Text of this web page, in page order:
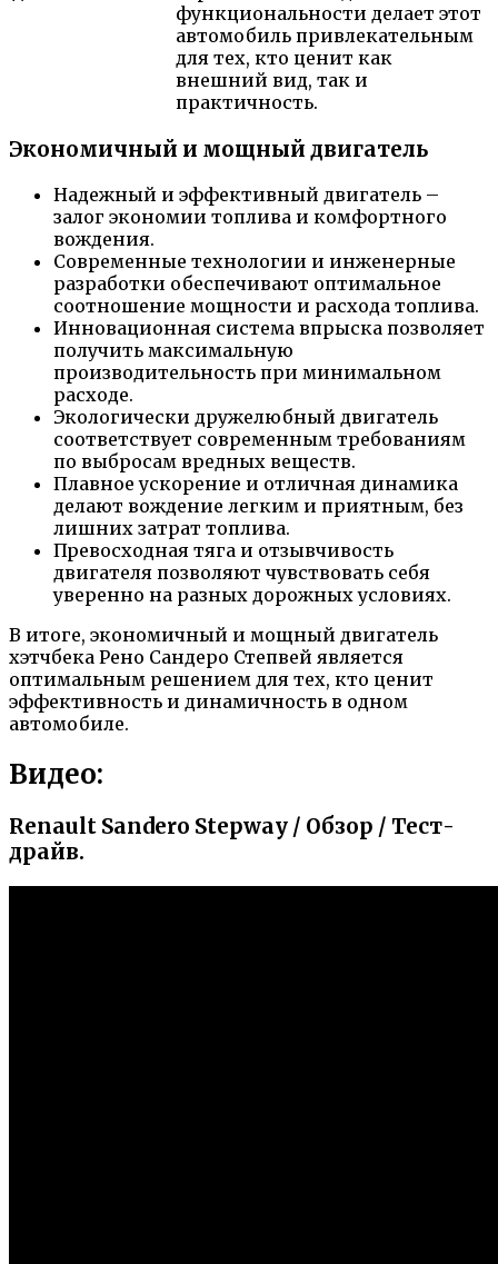
функциональности делает этот
автомобиль привлекательным
для тех, кто ценит как
внешний вид, так и
практичность.
Экономичный и мощный двигатель
Надежный и эффективный двигатель –
залог экономии топлива и комфортного
вождения.
Современные технологии и инженерные
разработки обеспечивают оптимальное
соотношение мощности и расхода топлива.
Инновационная система впрыска позволяет
получить максимальную
производительность при минимальном
расходе.
Экологически дружелюбный двигатель
соответствует современным требованиям
по выбросам вредных веществ.
Плавное ускорение и отличная динамика
делают вождение легким и приятным, без
лишних затрат топлива.
Превосходная тяга и отзывчивость
двигателя позволяют чувствовать себя
уверенно на разных дорожных условиях.
В итоге, экономичный и мощный двигатель
хэтчбека Рено Сандеро Степвей является
оптимальным решением для тех, кто ценит
эффективность и динамичность в одном
автомобиле.
Видео:
Renault Sandero Stepway / Обзор / Тест-
драйв.